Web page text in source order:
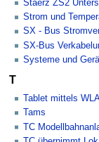
Staerz ZS2
Strom und
SX - Bus
SX-Bus
Systeme und
T
Tablet mittels
Tams
TC